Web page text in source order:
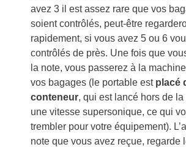
avez 3 il est assez rare que vos
soient contrôlés, peut-être
rapidement, si vous avez 5 ou 6
contrôlés de près. Une fois que
la note, vous passerez à la
vos bagages (le portable est placé
conteneur, qui est lancé hors de
une vitesse supersonique, ce qui
trembler pour votre équipement).
note que vous avez reçue, regarde